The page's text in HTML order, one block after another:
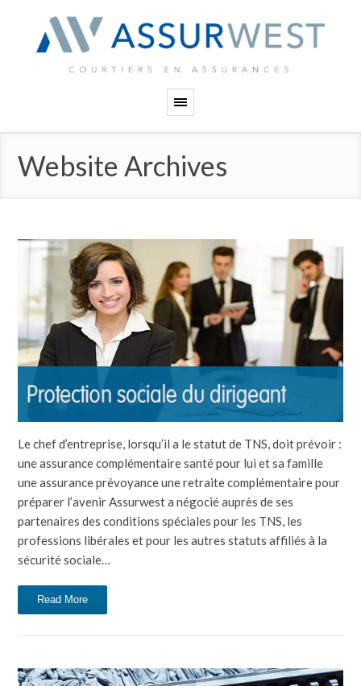
Website Archives
Le chef d’entreprise, lorsqu’il a le statut de TNS, doit prévoir :
une assurance complémentaire santé pour lui et sa famille
une assurance prévoyance une retraite complémentaire pour
préparer l’avenir Assurwest a négocié auprès de ses
partenaires des conditions spéciales pour les TNS, les
professions libérales et pour les autres statuts affiliés à la
sécurité sociale…
Read More